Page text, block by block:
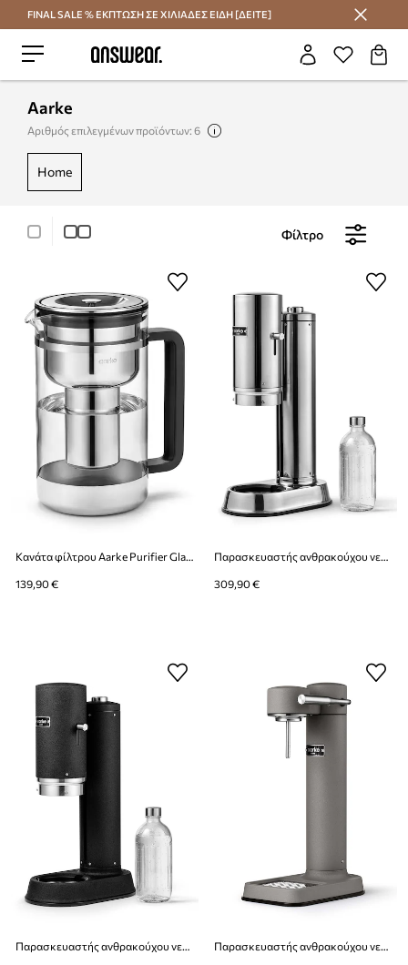
Εξοικονομήστε με το Answear Club
FINAL SALE % ΕΚΠΤΩΣΗ ΣΕ ΧΙΛΙΑΔΕΣ ΕΙΔΗ [ΔΕΙΤΕ]
Aarke
Αριθμός επιλεγμένων προϊόντων: 6
home
Φίλτρο
139,90 € 309,90 €
Παρασκευαστής ανθρακούχου νερού Aarke Carbonator Pro Παρασκευαστής ανθρακούχου νερού Aarke Carbonator 3